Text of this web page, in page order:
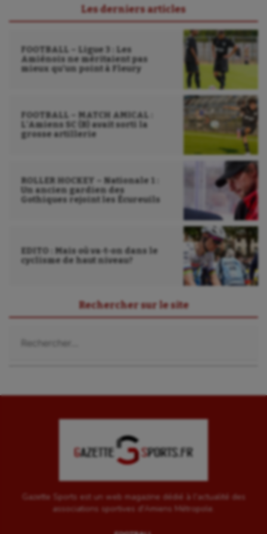
UNSS
Wakeboard
Les derniers articles
FOOTBALL – Ligue 3 : Les
Amiénois ne méritaient pas
mieux qu’un point à Fleury
FOOTBALL – MATCH AMICAL :
L’Amiens SC (B) avait sorti la
grosse artillerie
ROLLER HOCKEY – Nationale 1 :
Un ancien gardien des
Gothiques rejoint les Écureuils
EDITO : Mais où va-t-on dans le
cyclisme de haut niveau?
Rechercher sur le site
Gazette Sports est un web magazine dédié à l'actualité des
associations sportives d'Amiens Métropole.